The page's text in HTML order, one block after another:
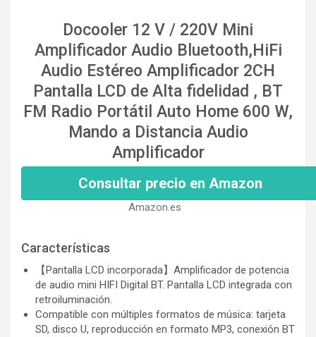
Docooler 12 V / 220V Mini
Amplificador Audio Bluetooth,HiFi
Audio Estéreo Amplificador 2CH
Pantalla LCD de Alta fidelidad , BT
FM Radio Portátil Auto Home 600 W,
Mando a Distancia Audio
Amplificador
Consultar precio en Amazon
Amazon.es
Características
【Pantalla LCD incorporada】Amplificador de potencia
de audio mini HIFI Digital BT. Pantalla LCD integrada con
retroiluminación.
Compatible con múltiples formatos de música: tarjeta
SD, disco U, reproducción en formato MP3, conexión BT